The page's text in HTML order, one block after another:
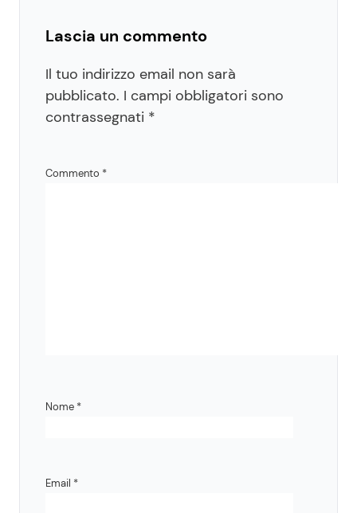
Lascia un commento
Il tuo indirizzo email non sarà
pubblicato. I campi obbligatori sono
contrassegnati *
Commento *
Nome *
Email *